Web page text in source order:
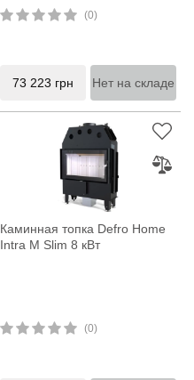
(0)
73 223 грн Нет на складе
Каминная топка Defro Home
Intra M Slim 8 кВт
(0)